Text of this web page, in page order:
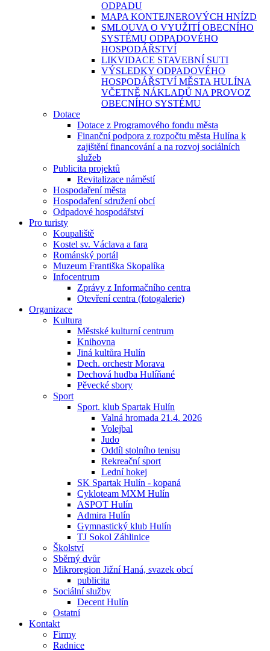
ODPADU
MAPA KONTEJNEROVÝCH HNÍZD
SMLOUVA O VYUŽITÍ OBECNÍHO
SYSTÉMU ODPADOVÉHO
HOSPODÁŘSTVÍ
LIKVIDACE STAVEBNÍ SUTI
VÝSLEDKY ODPADOVÉHO
HOSPODÁŘSTVÍ MĚSTA HULÍNA
VČETNĚ NÁKLADŮ NA PROVOZ
OBECNÍHO SYSTÉMU
Dotace
Dotace z Programového fondu města
Finanční podpora z rozpočtu města Hulína k
zajištění financování a na rozvoj sociálních
služeb
Publicita projektů
Revitalizace náměstí
Hospodaření města
Hospodaření sdružení obcí
Odpadové hospodářství
Pro turisty
Koupaliště
Kostel sv. Václava a fara
Románský portál
Muzeum Františka Skopalíka
Infocentrum
Zprávy z Informačního centra
Otevření centra (fotogalerie)
Organizace
Kultura
Městské kulturní centrum
Knihovna
Jiná kultůra Hulín
Dech. orchestr Morava
Dechová hudba Hulíňané
Pěvecké sbory
Sport
Sport. klub Spartak Hulín
Valná hromada 21.4. 2026
Volejbal
Judo
Oddíl stolního tenisu
Rekreační sport
Lední hokej
SK Spartak Hulín - kopaná
Cykloteam MXM Hulín
ASPOT Hulín
Admira Hulín
Gymnastický klub Hulín
TJ Sokol Záhlinice
Školství
Sběrný dvůr
Mikroregion Jižní Haná, svazek obcí
publicita
Sociální služby
Decent Hulín
Ostatní
Kontakt
Firmy
Radnice